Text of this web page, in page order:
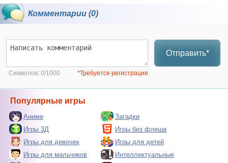
Комментарии (0)
Отправить*
Символов: 0/1000 *Требуется регистрация
Популярные игры
Аниме
Загадки
Игры 3Д
Игры без флеша
Игры для девочек
Игры для детей
Игры для мальчиков
Интеллектуальные